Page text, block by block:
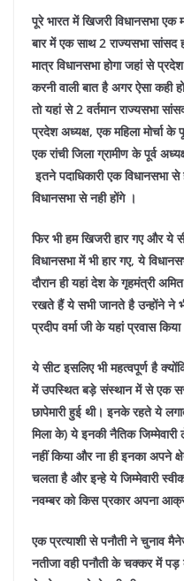
पूरे भारत में खिजरी विधानसभा एक
बार में एक साथ 2 राज्यसभा सांसद
मात्र विधानसभा होगा जहां से
करनी वाली बात है अगर ऐसा कही
तो यहां से 2 वर्तमान राज्यसभा
प्रदेश अध्यक्ष, एक महिला मोर्चा के
एक रांची जिला ग्रामीण के पूर्व
इतने पदाधिकारी एक विधानसभा
विधानसभा से नही होंगे ।
फिर भी हम खिजरी हार गए और ये
विधानसभा में भी हार गए, ये
दौरान ही यहां देश के गृहमंत्री
रखते हैं ये सभी जानते है उन्होंने ने
प्रदीप वर्मा जी के यहां प्रवास
ये सीट इसलिए भी महत्वपूर्ण है
में उपस्थित बड़े संस्थान में से एक
छापेमारी हुई थी।इनके रहते ये
मिला के) ये इनकी नैतिक
नहीं किया और ना ही इनका अपने
चलता है और इन्हे ये जिम्मेवारी
नवम्बर को किस प्रकार अपना
एक प्रत्याशी से पनौती ने चुनाव
नतीजा वही पनौती के चक्कर में पड़